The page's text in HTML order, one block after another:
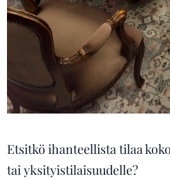
Etsitkö ihanteellista tilaa
tai yksityistilaisuudelle?